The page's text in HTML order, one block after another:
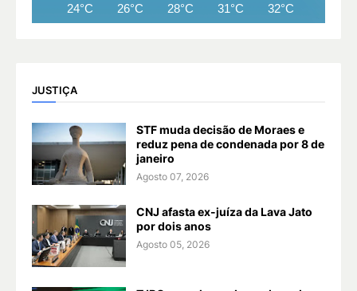
24°C 26°C 28°C 31°C 32°C
JUSTIÇA
STF muda decisão de Moraes e
reduz pena de condenada por 8 de
janeiro
Agosto 07, 2026
CNJ afasta ex-juíza da Lava Jato
por dois anos
Agosto 05, 2026